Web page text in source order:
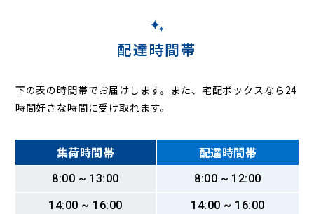
配達時間帯
下の表の時間帯でお届けします。また、宅配ボックスなら24
時間好きな時間に受け取れます。
集荷時間帯 配達時間帯
8:00 ~ 13:00
8:00 ~ 12:00
14:00 ~ 16:00
14:00 ~ 16:00